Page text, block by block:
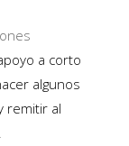
a corto
algunos
remitir al